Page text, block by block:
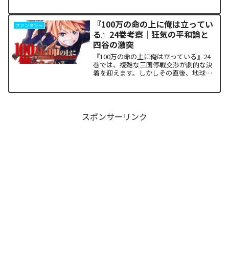
の突然の覚醒、割って入るように秋の代
行者・撫子が残した意味深...
ファンタジー
『100万の命の上に俺は立ってい
る』24巻考察｜狂気の平和論と
四谷の激突
『100万の命の上に俺は立っている』24
巻では、複雑な三国停戦交渉が劇的な決
着を迎えます。しかしその直後、地球を
スポンサーリンク